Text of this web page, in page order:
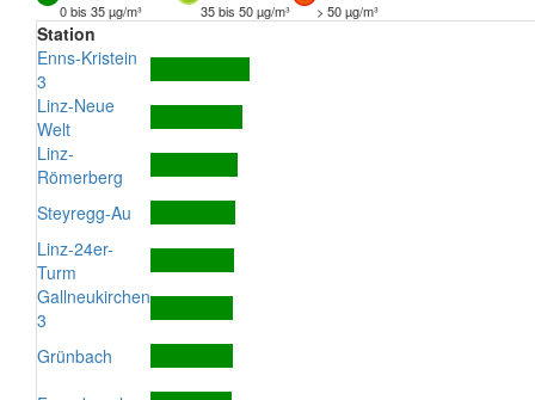
0 bis 35 µg/m³
35 bis 50 µg/m³ > 50 µg/m³
Station
Enns-Kristein
3
Linz-Neue
Welt
Linz-
Römerberg
Steyregg-Au
Linz-24er-
Turm
Gallneukirchen
3
Grünbach